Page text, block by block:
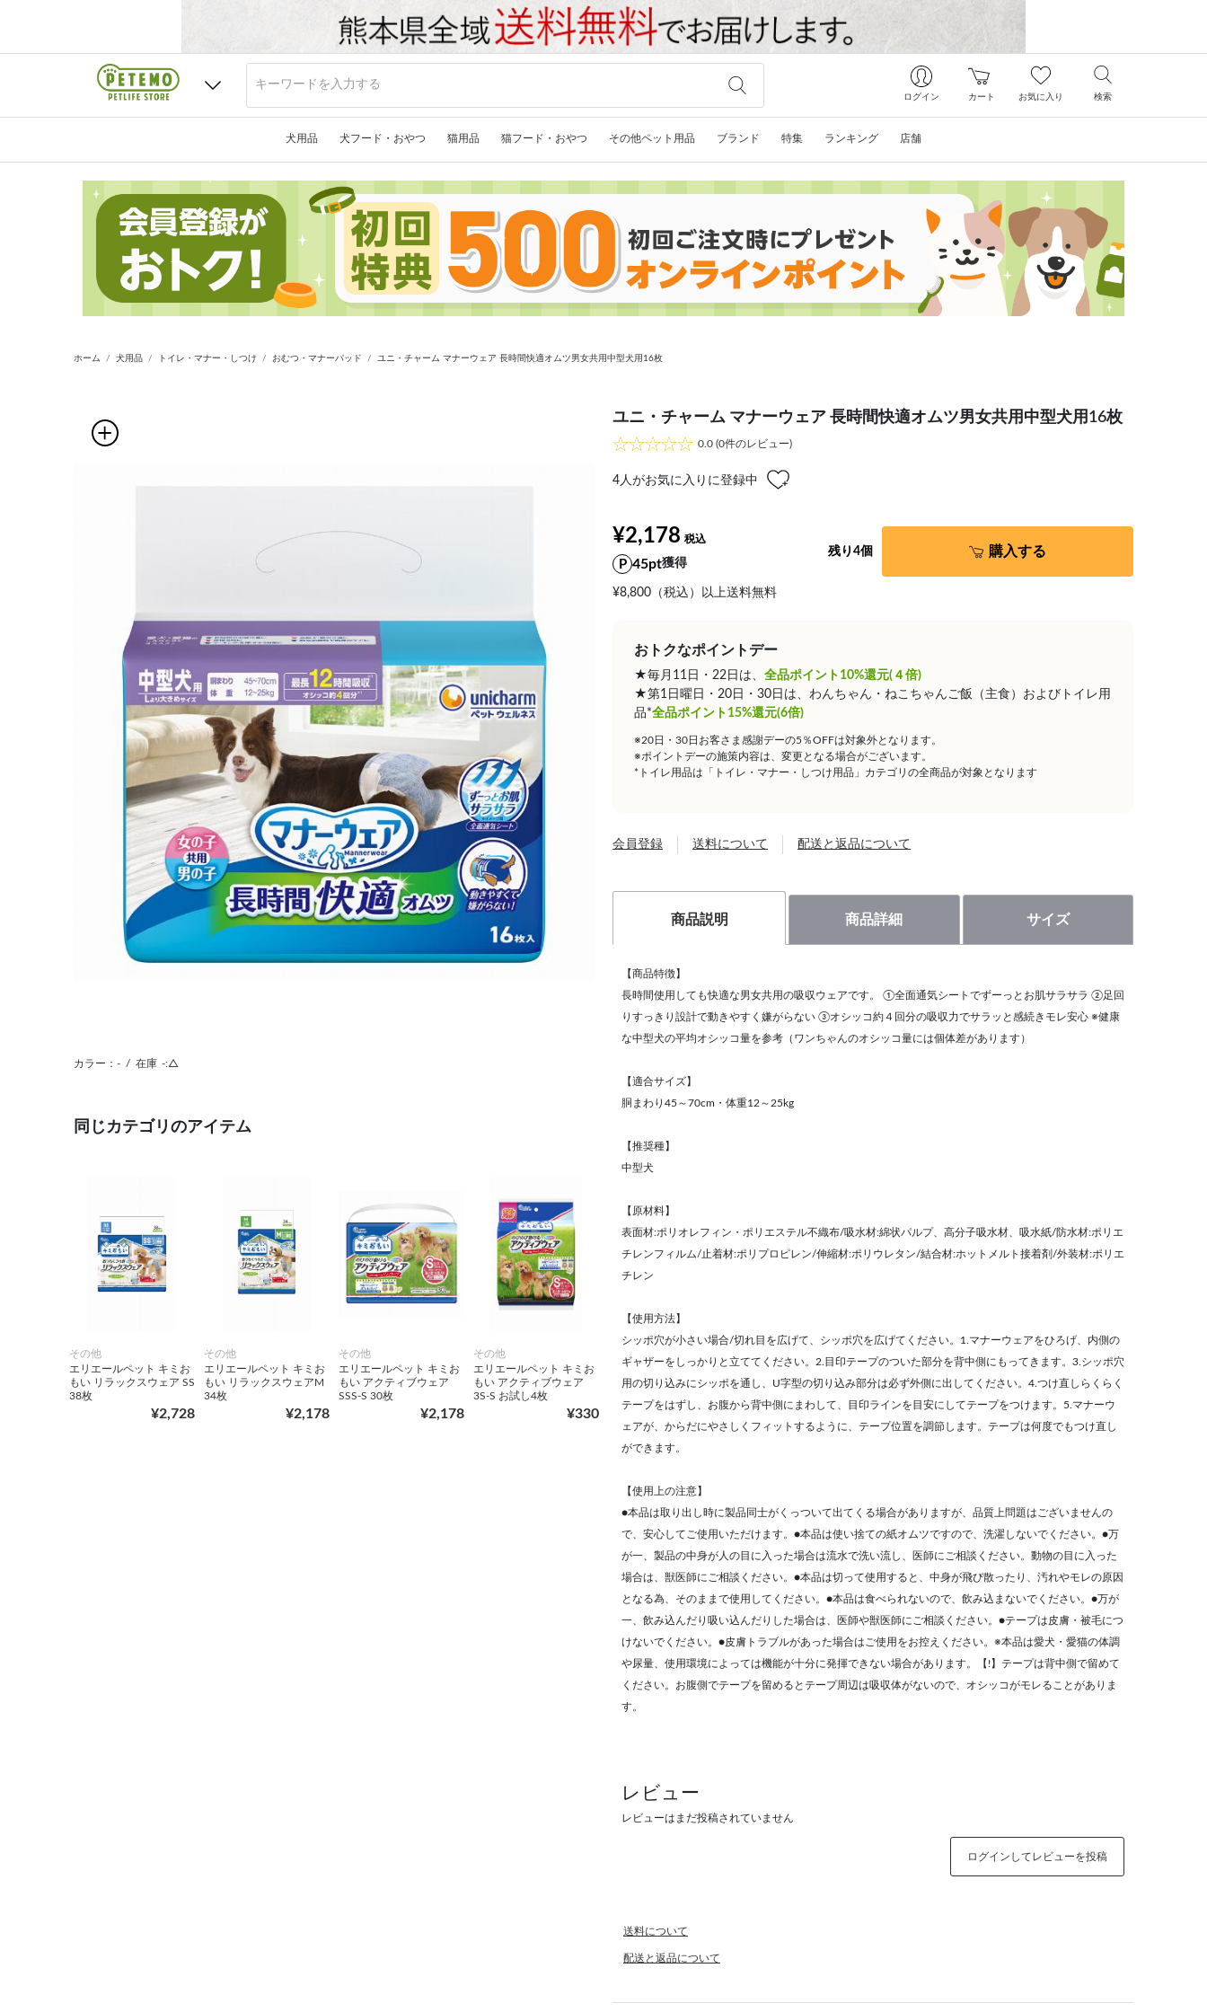
ログイン カート お気に入り 検索
犬用品 犬フード・おやつ 猫用品 猫フード・おやつ その他ペット用品 ブランド 特集 ランキング 店舗
ホーム 犬用品 トイレ・マナー・しつけ おむつ・マナーパッド ユニ・チャーム マナーウェア 長時間快適オムツ男女共用中型犬用16枚
カラー：- / 在庫 -:△
同じカテゴリのアイテム
その他
エリエールペット キミお
もい リラックスウェア SS
38枚
¥2,728
その他
エリエールペット キミお
もい リラックスウェアM
34枚
¥2,178
その他
エリエールペット キミお
もい アクティブウェア
SSS‐S 30枚
¥2,178
その他
エリエールペット キミお
もい アクティブウェア
3S‐S お試し4枚
¥330
ユニ・チャーム マナーウェア 長時間快適オムツ男女共用中型犬用16枚
0.0 (0件のレビュー)
4人がお気に入りに登録中
¥2,178
45pt獲得
¥8,800（税込）以上送料無料
残り4個 購入する
おトクなポイントデー
★毎月11日・22日は、 全品ポイント10%還元(４倍)
★第1日曜日・20日・30日は、わんちゃん・ねこちゃんご飯（主食）およびトイレ用
品*全品ポイント15%還元(6倍)
※20日・30日お客さま感謝デーの5％OFFは対象外となります。
※ポイントデーの施策内容は、変更となる場合がございます。
*トイレ用品は「トイレ・マナー・しつけ用品」カテゴリの全商品が対象となります
会員登録 送料について 配送と返品について
商品説明 商品詳細 サイズ
【商品特徴】
長時間使用しても快適な男女共用の吸収ウェアです。 ①全面通気シートでずーっとお肌サラサラ ②足回
りすっきり設計で動きやすく嫌がらない ③オシッコ約４回分の吸収力でサラッと感続きモレ安心 ※健康
な中型犬の平均オシッコ量を参考（ワンちゃんのオシッコ量には個体差があります）
【適合サイズ】
胴まわり45～70cm・体重12～25kg
【推奨種】
中型犬
【原材料】
表面材:ポリオレフィン・ポリエステル不織布/吸水材:綿状パルプ、高分子吸水材、吸水紙/防水材:ポリエ
チレンフィルム/止着材:ポリプロピレン/伸縮材:ポリウレタン/結合材:ホットメルト接着剤/外装材:ポリエ
チレン
【使用方法】
シッポ穴が小さい場合/切れ目を広げて、シッポ穴を広げてください。1.マナーウェアをひろげ、内側の
ギャザーをしっかりと立ててください。2.目印テープのついた部分を背中側にもってきます。3.シッポ穴
用の切り込みにシッポを通し、U字型の切り込み部分は必ず外側に出してください。4.つけ直しらくらく
テープをはずし、お腹から背中側にまわして、目印ラインを目安にしてテープをつけます。5.マナーウ
ェアが、からだにやさしくフィットするように、テープ位置を調節します。テープは何度でもつけ直し
ができます。
【使用上の注意】
●本品は取り出し時に製品同士がくっついて出てくる場合がありますが、品質上問題はございませんの
で、安心してご使用いただけます。●本品は使い捨ての紙オムツですので、洗濯しないでください。●万
が一、製品の中身が人の目に入った場合は流水で洗い流し、医師にご相談ください。動物の目に入った
場合は、獣医師にご相談ください。●本品は切って使用すると、中身が飛び散ったり、汚れやモレの原因
となる為、そのままで使用してください。●本品は食べられないので、飲み込まないでください。●万が
一、飲み込んだり吸い込んだりした場合は、医師や獣医師にご相談ください。●テープは皮膚・被毛につ
けないでください。●皮膚トラブルがあった場合はご使用をお控えください。※本品は愛犬・愛猫の体調
や尿量、使用環境によっては機能が十分に発揮できない場合があります。【!】テープは背中側で留めて
ください。お腹側でテープを留めるとテープ周辺は吸収体がないので、オシッコがモレることがありま
す。
レビュー
レビューはまだ投稿されていません
ログインしてレビューを投稿
送料について
配送と返品について